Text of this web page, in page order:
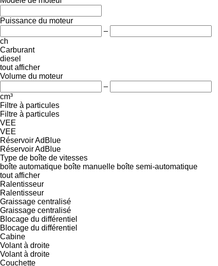
Puissance du moteur
–
ch
Carburant
diesel
tout afficher
Volume du moteur
–
cm³
Filtre à particules
Filtre à particules
VEE
VEE
Réservoir AdBlue
Réservoir AdBlue
Type de boîte de vitesses
boîte automatique boîte manuelle boîte semi-automatique
tout afficher
Ralentisseur
Ralentisseur
Graissage centralisé
Graissage centralisé
Blocage du différentiel
Blocage du différentiel
Cabine
Volant à droite
Volant à droite
Couchette